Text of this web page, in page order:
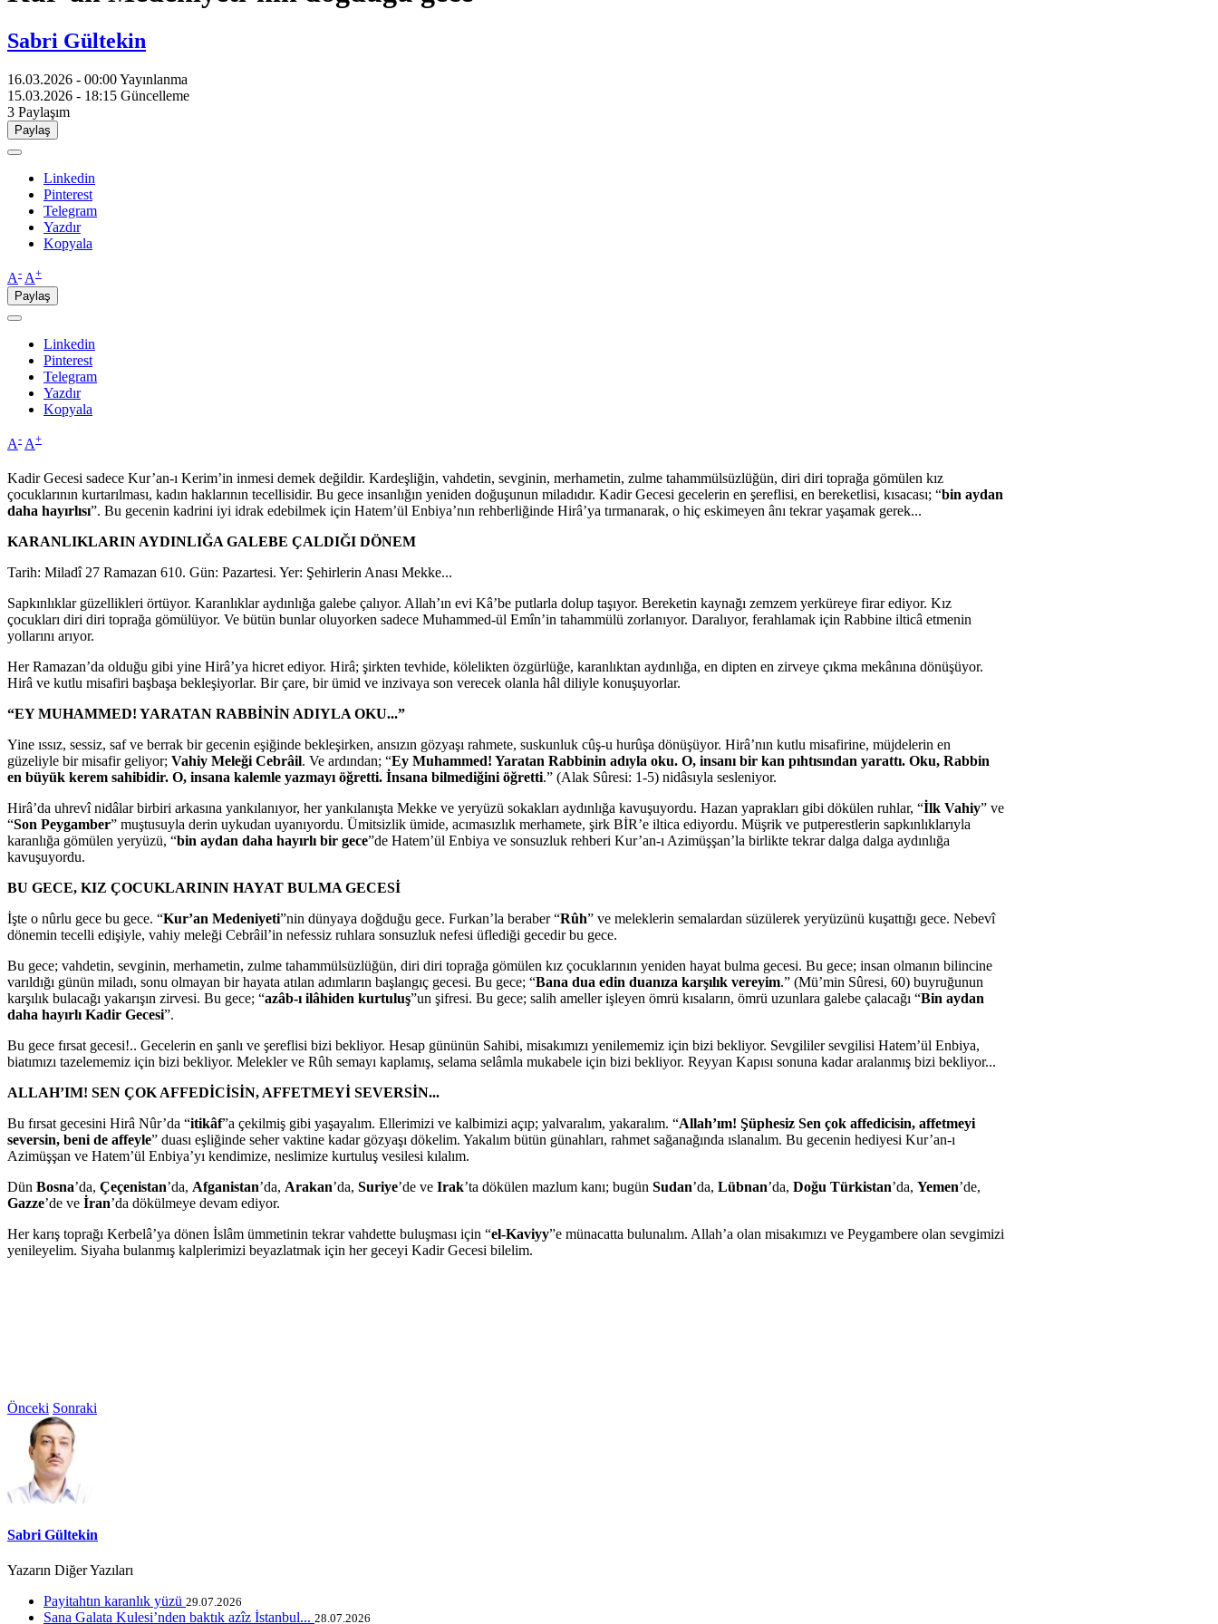
Sabri Gültekin
16.03.2026 - 00:00Yayınlanma
15.03.2026 - 18:15 Güncelleme
3 Paylaşım
Paylaş
Linkedin
Pinterest
Telegram
Yazdır
Kopyala
A- A+
Paylaş
Linkedin
Pinterest
Telegram
Yazdır
Kopyala
A- A+
Kadir Gecesi sadece Kur’an-ı Kerim’in inmesi demek değildir. Kardeşliğin, vahdetin, sevginin, merhametin, zulme tahammülsüzlüğün, diri diri toprağa gömülen kız
çocuklarının kurtarılması, kadın haklarının tecellisidir. Bu gece insanlığın yeniden doğuşunun miladıdır. Kadir Gecesi gecelerin en şereflisi, en bereketlisi, kısacası; “bin aydan
daha hayırlısı”. Bu gecenin kadrini iyi idrak edebilmek için Hatem’ül Enbiya’nın rehberliğinde Hirâ’ya tırmanarak, o hiç eskimeyen ânı tekrar yaşamak gerek...
KARANLIKLARIN AYDINLIĞA GALEBE ÇALDIĞI DÖNEM
Tarih: Miladî 27 Ramazan 610. Gün: Pazartesi. Yer: Şehirlerin Anası Mekke...
Sapkınlıklar güzellikleri örtüyor. Karanlıklar aydınlığa galebe çalıyor. Allah’ın evi Kâ’be putlarla dolup taşıyor. Bereketin kaynağı zemzem yerküreye firar ediyor. Kız
çocukları diri diri toprağa gömülüyor. Ve bütün bunlar oluyorken sadece Muhammed-ül Emîn’in tahammülü zorlanıyor. Daralıyor, ferahlamak için Rabbine ilticâ etmenin
yollarını arıyor.
Her Ramazan’da olduğu gibi yine Hirâ’ya hicret ediyor. Hirâ; şirkten tevhide, kölelikten özgürlüğe, karanlıktan aydınlığa, en dipten en zirveye çıkma mekânına dönüşüyor.
Hirâ ve kutlu misafiri başbaşa bekleşiyorlar. Bir çare, bir ümid ve inzivaya son verecek olanla hâl diliyle konuşuyorlar.
“EY MUHAMMED! YARATAN RABBİNİN ADIYLA OKU...”
Yine ıssız, sessiz, saf ve berrak bir gecenin eşiğinde bekleşirken, ansızın gözyaşı rahmete, suskunluk cûş-u hurûşa dönüşüyor. Hirâ’nın kutlu misafirine, müjdelerin en
güzeliyle bir misafir geliyor; Vahiy Meleği Cebrâil. Ve ardından; “Ey Muhammed! Yaratan Rabbinin adıyla oku. O, insanı bir kan pıhtısından yarattı. Oku, Rabbin
en büyük kerem sahibidir. O, insana kalemle yazmayı öğretti. İnsana bilmediğini öğretti.” (Alak Sûresi: 1-5) nidâsıyla sesleniyor.
Hirâ’da uhrevî nidâlar birbiri arkasına yankılanıyor, her yankılanışta Mekke ve yeryüzü sokakları aydınlığa kavuşuyordu. Hazan yaprakları gibi dökülen ruhlar, “İlk Vahiy” ve
“Son Peygamber” muştusuyla derin uykudan uyanıyordu. Ümitsizlik ümide, acımasızlık merhamete, şirk BİR’e iltica ediyordu. Müşrik ve putperestlerin sapkınlıklarıyla
karanlığa gömülen yeryüzü, “bin aydan daha hayırlı bir gece”de Hatem’ül Enbiya ve sonsuzluk rehberi Kur’an-ı Azimüşşan’la birlikte tekrar dalga dalga aydınlığa
kavuşuyordu.
BU GECE, KIZ ÇOCUKLARININ HAYAT BULMA GECESİ
İşte o nûrlu gece bu gece. “Kur’an Medeniyeti”nin dünyaya doğduğu gece. Furkan’la beraber “Rûh” ve meleklerin semalardan süzülerek yeryüzünü kuşattığı gece. Nebevî
dönemin tecelli edişiyle, vahiy meleği Cebrâil’in nefessiz ruhlara sonsuzluk nefesi üflediği gecedir bu gece.
Bu gece; vahdetin, sevginin, merhametin, zulme tahammülsüzlüğün, diri diri toprağa gömülen kız çocuklarının yeniden hayat bulma gecesi. Bu gece; insan olmanın bilincine
varıldığı günün miladı, sonu olmayan bir hayata atılan adımların başlangıç gecesi. Bu gece; “Bana dua edin duanıza karşılık vereyim.” (Mü’min Sûresi, 60) buyruğunun
karşılık bulacağı yakarışın zirvesi. Bu gece; “azâb-ı ilâhiden kurtuluş”un şifresi. Bu gece; salih ameller işleyen ömrü kısaların, ömrü uzunlara galebe çalacağı “Bin aydan
daha hayırlı Kadir Gecesi”.
Bu gece fırsat gecesi!.. Gecelerin en şanlı ve şereflisi bizi bekliyor. Hesap gününün Sahibi, misakımızı yenilememiz için bizi bekliyor. Sevgililer sevgilisi Hatem’ül Enbiya,
biatımızı tazelememiz için bizi bekliyor. Melekler ve Rûh semayı kaplamış, selama selâmla mukabele için bizi bekliyor. Reyyan Kapısı sonuna kadar aralanmış bizi bekliyor...
ALLAH’IM! SEN ÇOK AFFEDİCİSİN, AFFETMEYİ SEVERSİN...
Bu fırsat gecesini Hirâ Nûr’da “itikâf”a çekilmiş gibi yaşayalım. Ellerimizi ve kalbimizi açıp; yalvaralım, yakaralım. “Allah’ım! Şüphesiz Sen çok affedicisin, affetmeyi
seversin, beni de affeyle” duası eşliğinde seher vaktine kadar gözyaşı dökelim. Yakalım bütün günahları, rahmet sağanağında ıslanalım. Bu gecenin hediyesi Kur’an-ı
Azimüşşan ve Hatem’ül Enbiya’yı kendimize, neslimize kurtuluş vesilesi kılalım.
Dün Bosna’da, Çeçenistan’da, Afganistan’da, Arakan’da, Suriye’de ve Irak’ta dökülen mazlum kanı; bugün Sudan’da, Lübnan’da, Doğu Türkistan’da, Yemen’de,
Gazze’de ve İran’da dökülmeye devam ediyor.
Her karış toprağı Kerbelâ’ya dönen İslâm ümmetinin tekrar vahdette buluşması için “el-Kaviyy”e münacatta bulunalım. Allah’a olan misakımızı ve Peygambere olan sevgimizi
yenileyelim. Siyaha bulanmış kalplerimizi beyazlatmak için her geceyi Kadir Gecesi bilelim.
Önceki Sonraki
Sabri Gültekin
Yazarın Diğer Yazıları
Payitahtın karanlık yüzü 29.07.2026
Sana Galata Kulesi’nden baktık azîz İstanbul... 28.07.2026